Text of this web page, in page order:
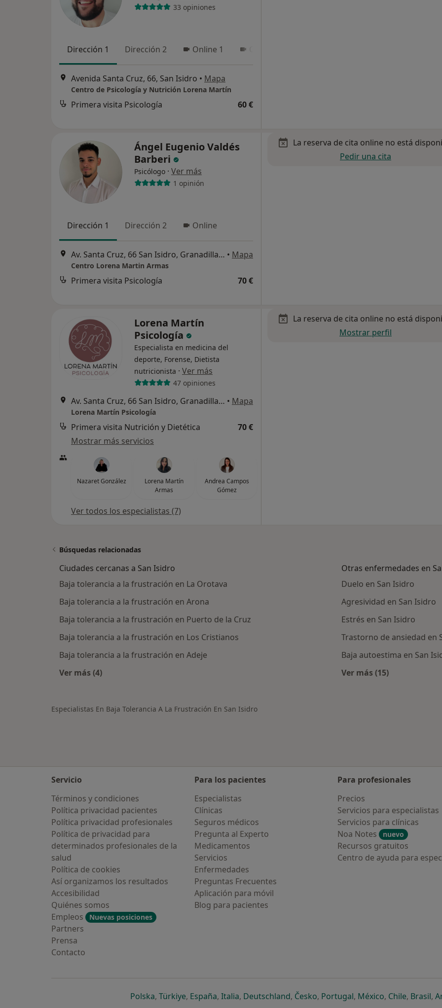
33 opiniones
Dirección 1 Dirección 2 Online 1
Avenida Santa Cruz, 66, San Isidro • Mapa
Centro de Psicología y Nutrición Lorena Martín
Primera visita Psicología 60 €
Ángel Eugenio Valdés
Barberi
Psicólogo · Ver más
1 opinión
Dirección 1 Dirección 2 Online
Av. Santa Cruz, 66 San Isidro, Granadilla de Abona • Mapa
Centro Lorena Martin Armas
Primera visita Psicología 70 €
La reserva de cita online no está
Pedir una cita
Lorena Martín
Psicología
Especialista en medicina del
deporte, Forense, Dietista
nutricionista · Ver más
47 opiniones
Av. Santa Cruz, 66 San Isidro, Granadilla de Abona • Mapa
Lorena Martín Psicología
Primera visita Nutrición y Dietética
70 €
Mostrar más servicios
Nazaret González
Lorena Martín
Armas
Andrea Campos
Gómez
Ver todos los especialistas (7)
La reserva de cita online no está
Mostrar perfil
Búsquedas relacionadas
Ciudades cercanas a San Isidro
Baja tolerancia a la frustración en La Orotava
Baja tolerancia a la frustración en Arona
Baja tolerancia a la frustración en Puerto de la Cruz
Baja tolerancia a la frustración en Los Cristianos
Baja tolerancia a la frustración en Adeje
Ver más (4)
Otras enfermedades en
Duelo en San Isidro
Agresividad en San Isidro
Estrés en San Isidro
Trastorno de ansiedad en
Baja autoestima en San
Ver más (15)
Especialistas En Baja Tolerancia A La Frustración En San Isidro
Servicio
Términos y condiciones
Política privacidad pacientes
Política privacidad profesionales
Política de privacidad para
determinados profesionales de la
salud
Política de cookies
Así organizamos los resultados
Accesibilidad
Quiénes somos
Empleos
Nuevas posiciones
Partners
Prensa
Contacto
Para los pacientes
Especialistas
Clínicas
Seguros médicos
Pregunta al Experto
Medicamentos
Servicios
Enfermedades
Preguntas Frecuentes
Aplicación para móvil
Blog para pacientes
Para profesionales
Precios
Servicios para especialistas
Servicios para clínicas
Noa Notes
nuevo
Recursos gratuitos
Centro de ayuda para
Polskase abre en una nueva pestaña
, Türkiyese abre en una nueva pestaña
, Españase abre en una nueva pestaña
, Italiase abre en una nueva pestaña
, Deutschlandse abre en una nueva pestaña
, Českose abre en una nueva pestaña
, Portugalse abre en una nueva
, Méxicose abre en una
, Chilese abre
, Brasilse
,